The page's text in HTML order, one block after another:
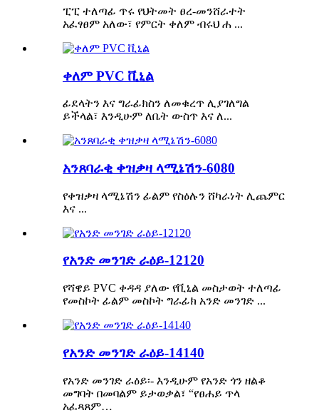
ፒፒ ተለጣፊ ጥሩ የህትመት ፀረ-መንሸራተት
አፈፃፀም አለው፣ የምርት ቀለም ብሩህ ሐ ...
ቀለም PVC ቪኒል
ፊደላትን እና ግራፊክስን ለመቁረጥ ሊያገለግል
ይችላል፣ እንዲሁም ለቤት ውስጥ እና ለ...
አንጸባራቂ ቀዝቃዛ ላሚኔሽን-6080
የቀዝቃዛ ላሚኔሽን ፊልም የስዕሉን ሸካራነት ሊጨምር
እና ...
የአንድ መንገድ ራዕይ-12120
የሻዌይ PVC ቀዳዳ ያለው የቪኒል መስታወት ተለጣፊ
የመስኮት ፊልም መስኮት ግራፊክ አንድ መንገድ ...
የአንድ መንገድ ራዕይ-14140
የአንድ መንገድ ራዕይ፡- እንዲሁም የአንድ ጎን ዘልቆ
መግባት በመባልም ይታወቃል፣ “የፀሐይ ጥላ
አፈጻጸም…